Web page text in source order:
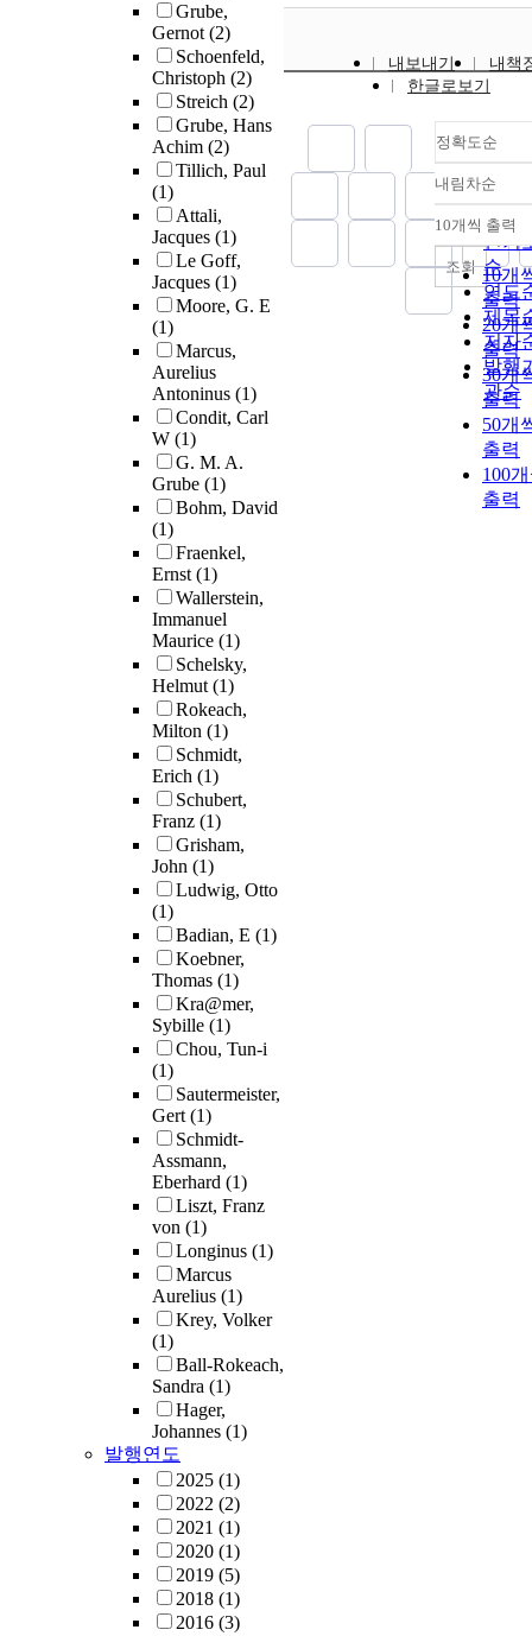
Grube,
Gernot(2)
Schoenfeld,
Christoph (2)
Streich (2)
Grube, Hans
Achim (2)
Tillich, Paul
(1)
Attali,
Jacques (1)
Le Goff,
Jacques (1)
Moore, G. E
(1)
Marcus,
Aurelius
Antoninus (1)
Condit, Carl
W (1)
G. M. A.
Grube (1)
Bohm, David
(1)
Fraenkel,
Ernst(1)
Wallerstein,
Immanuel
Maurice (1)
Schelsky,
Helmut(1)
Rokeach,
Milton (1)
Schmidt,
Erich (1)
Schubert,
Franz (1)
Grisham,
John (1)
Ludwig, Otto
(1)
Badian, E (1)
Koebner,
Thomas (1)
Kra@mer,
Sybille (1)
Chou, Tun-i
(1)
Sautermeister,
Gert(1)
Schmidt-
Assmann,
Eberhard (1)
Liszt, Franz
von (1)
Longinus (1)
Marcus
Aurelius (1)
Krey, Volker
(1)
Ball-Rokeach,
Sandra (1)
Hager,
Johannes (1)
발행연도
2025 (1)
2022 (2)
2021 (1)
2020 (1)
2019 (5)
2018 (1)
2016 (3)
내보내기
내책
한글로보기
정확도순
정확
순
인기
순
연도
제목
저자
발행
관순
내림차순
내림
10개씩 출력
10개
출력
20개
출력
30개
출력
50개
출력
100
출력
조회